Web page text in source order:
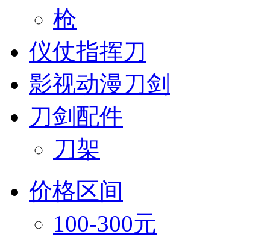
枪
仪仗指挥刀
影视动漫刀剑
刀剑配件
刀架
价格区间
100-300元